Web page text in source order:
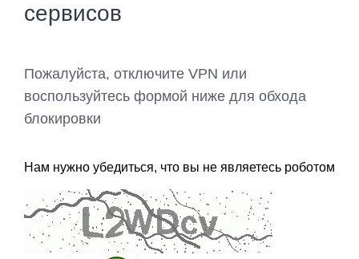
сервисов
Пожалуйста, отключите VPN или
воспользуйтесь формой ниже для обхода
блокировки
Нам нужно убедиться, что вы не являетесь роботом